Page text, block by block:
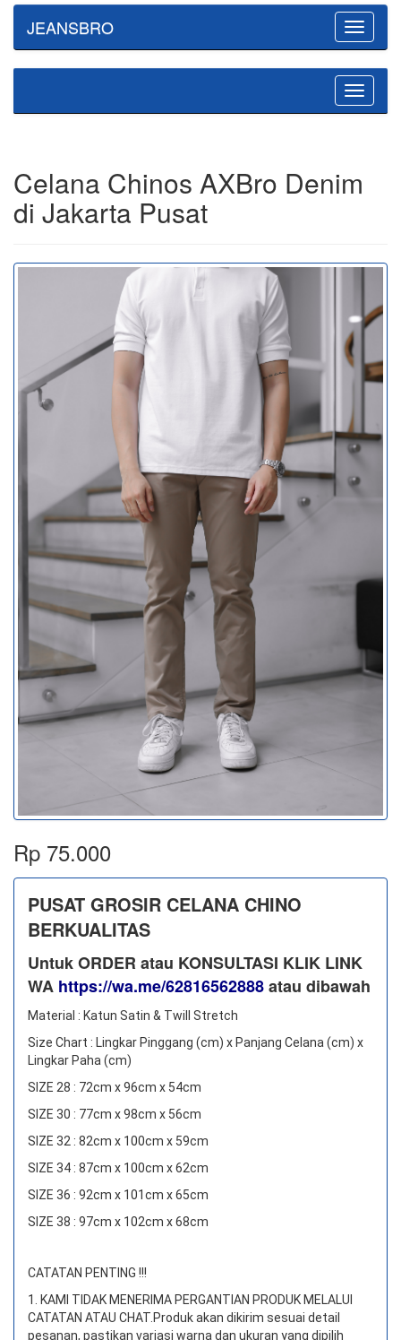
Toggle
JEANSBRO
Toggle
Celana Chinos AXBro Denim
di Jakarta Pusat
Rp 75.000
PUSAT GROSIR CELANA CHINO
BERKUALITAS
Untuk ORDER atau KONSULTASI KLIK LINK
WA https://wa.me/62816562888​ atau dibawah
Material : Katun Satin & Twill Stretch
Size Chart : Lingkar Pinggang (cm) x Panjang Celana (cm) x
Lingkar Paha (cm)
SIZE 28 : 72cm x 96cm x 54cm
SIZE 30 : 77cm x 98cm x 56cm
SIZE 32 : 82cm x 100cm x 59cm
SIZE 34 : 87cm x 100cm x 62cm
SIZE 36 : 92cm x 101cm x 65cm
SIZE 38 : 97cm x 102cm x 68cm
CATATAN PENTING !!!
1. KAMI TIDAK MENERIMA PERGANTIAN PRODUK MELALUI
CATATAN ATAU CHAT. Produk akan dikirim sesuai detail
pesanan, pastikan variasi warna dan ukuran yang dipilih